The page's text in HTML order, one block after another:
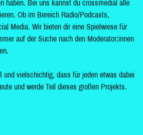
haben. Bei uns kannst du crossmedial alle
Ob im Bereich Radio/Podcasts,
Media. Wir bieten dir eine Spielwiese für
auf der Suche nach den Moderator:innen
und vielschichtig, dass für jeden etwas dabei
und werde Teil dieses großen Projekts.